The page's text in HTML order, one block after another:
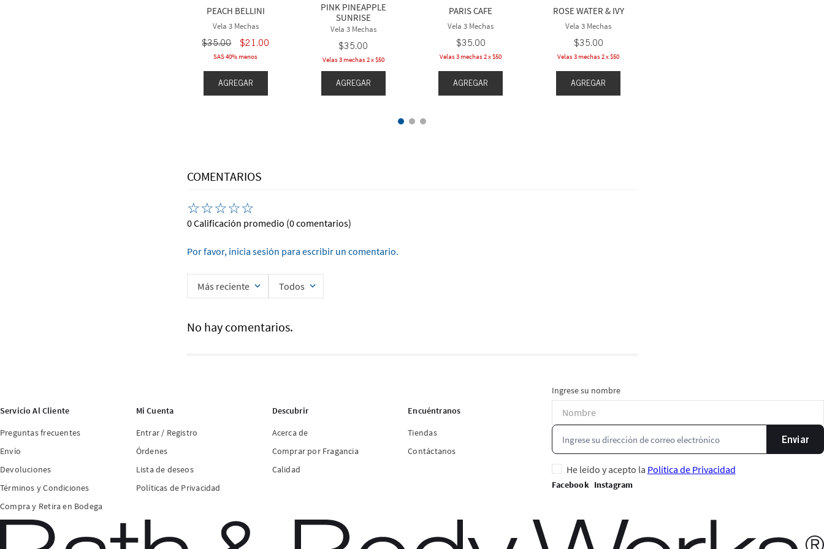
PEACH BELLINI
Vela 3 Mechas
$35.00 $21 .00
SAS 40% menos
AGREGAR
PINK PINEAPPLE
SUNRISE
Vela 3 Mechas
$35.00
Velas 3 mechas 2 x $50
AGREGAR
PARIS CAFE
Vela 3 Mechas
$35.00
Velas 3 mechas 2 x $50
AGREGAR
ROSE WATER & IVY
Vela 3 Mechas
$35.00
Velas 3 mechas 2 x $50
AGREGAR
COMENTARIOS
☆☆☆☆☆
0 Calificación promedio (0 comentarios)
Por favor, inicia sesión para escribir un comentario.
Más reciente Todos
No hay comentarios.
Servicio Al Cliente
Preguntas frecuentes
Envío
Devoluciones
Términos y Condiciones
Compra y Retira en Bodega
Mi Cuenta
Entrar / Registro
Órdenes
Lista de deseos
Políticas de Privacidad
Descubrir
Acerca de
Comprar por Fragancia
Calidad
Encuéntranos
Tiendas
Contáctanos
Ingrese su nombre
Enviar
He leído y acepto la Política de Privacidad